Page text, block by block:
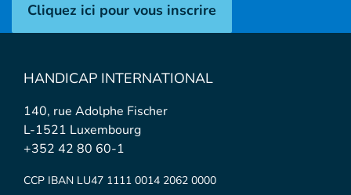
Cliquez ici pour vous inscrire
HANDICAP INTERNATIONAL
140, rue Adolphe Fischer
L-1521 Luxembourg
+352 42 80 60-1
CCP IBAN LU47 1111 0014 2062 0000